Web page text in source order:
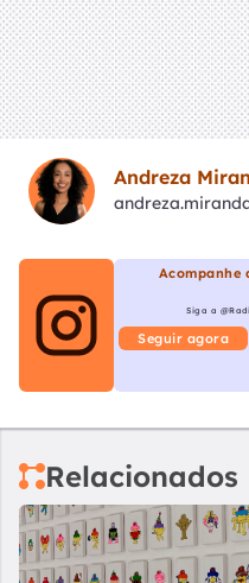
Andreza
Acompanhe
Siga a
Seguir agora
Relacionados